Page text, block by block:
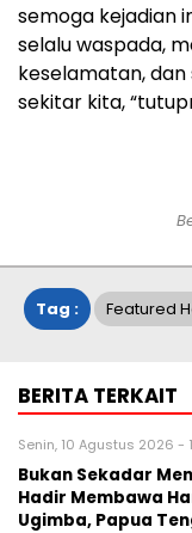
semoga kejadian
selalu waspada,
keselamatan,
sekitar kita,
Tag : Featured
BERITA TERKAIT
Senin, 10 Agustus 2026 -
Bukan Sekadar
Hadir Membawa
Ugimba, Papua